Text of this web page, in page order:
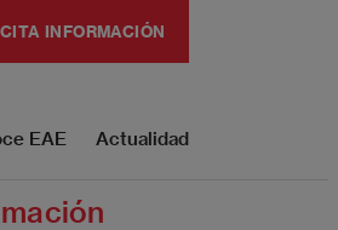
INFORMACIÓN
EAE Actualidad